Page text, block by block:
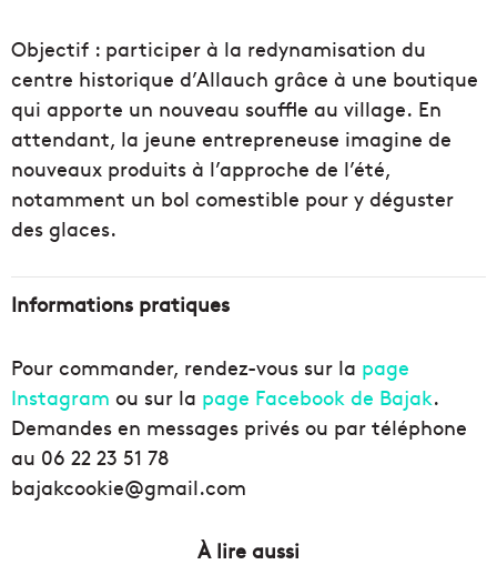
Objectif : participer à la redynamisation du
centre historique d’Allauch grâce à une boutique
qui apporte un nouveau souffle au village. En
attendant, la jeune entrepreneuse imagine de
nouveaux produits à l’approche de l’été,
notamment un bol comestible pour y déguster
des glaces.
Informations pratiques
Pour commander, rendez-vous sur la page
Instagram ou sur la page Facebook de Bajak.
Demandes en messages privés ou par téléphone
au 06 22 23 51 78
bajakcookie@gmail.com
À lire aussi